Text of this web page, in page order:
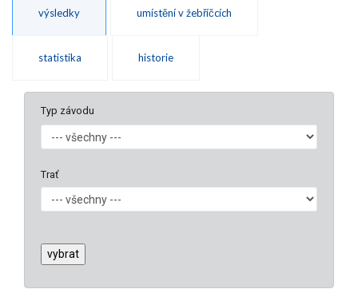
výsledky umístění v žebříčcích
statistika historie
Typ závodu
Trať